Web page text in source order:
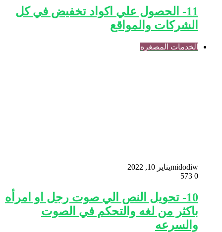
11- الحصول علي اكواد تخفيض في كل
الشركات والمواقع
الخدمات المصغره
midodiwيناير 10, 2022
0
10- تحويل النص الي صوت رجل او امرأه
باكثر من لغه والتحكم في الصوت
والسرعه